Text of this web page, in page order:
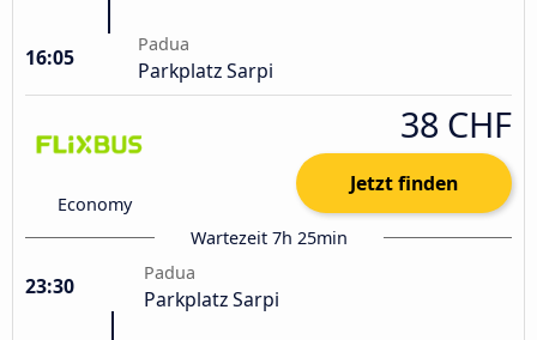
16:05
Padua
Parkplatz Sarpi
Economy
38 CHF
Jetzt finden
Wartezeit 7h 25min
23:30
Padua
Parkplatz Sarpi